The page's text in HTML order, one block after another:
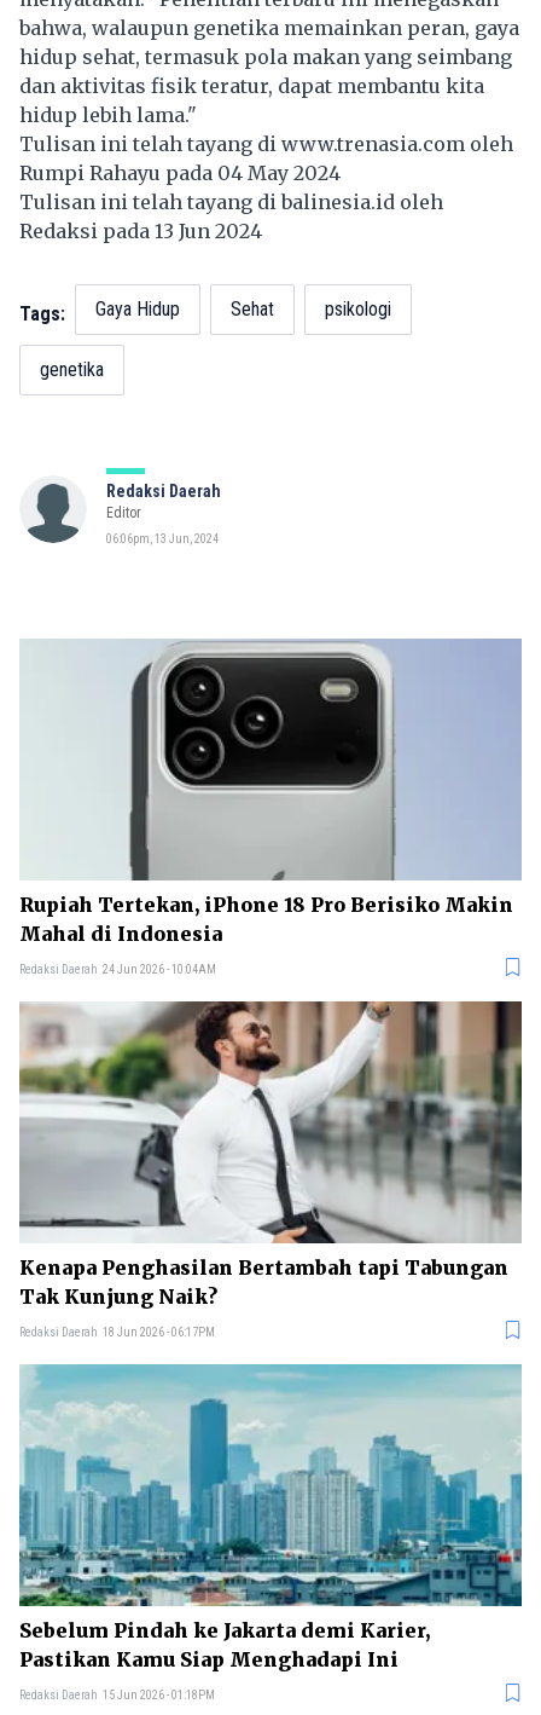
bahwa, walaupun genetika memainkan peran, gaya
hidup sehat, termasuk pola makan yang seimbang
dan aktivitas fisik teratur, dapat membantu kita
hidup lebih lama."
Tulisan ini telah tayang di www.trenasia.com oleh
Rumpi Rahayu pada 04 May 2024
Tulisan ini telah tayang dibalinesia.id oleh
Redaksi pada 13 Jun 2024
Tags: Gaya Hidup Sehat psikologi
genetika
Redaksi Daerah
Editor
06:06pm, 13 Jun, 2024
Rupiah Tertekan, iPhone 18 Pro Berisiko Makin
Mahal di Indonesia
Redaksi Daerah 24 Jun 2026 - 10:04AM
Kenapa Penghasilan Bertambah tapi Tabungan
Tak Kunjung Naik?
Redaksi Daerah 18 Jun 2026 - 06:17PM
Sebelum Pindah ke Jakarta demi Karier,
Pastikan Kamu Siap Menghadapi Ini
Redaksi Daerah 15 Jun 2026 - 01:18PM